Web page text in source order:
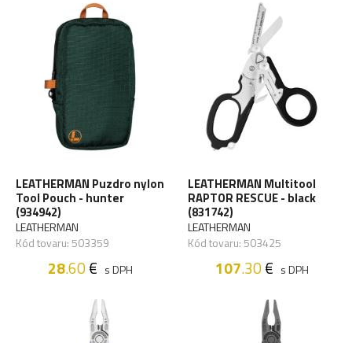
LEATHERMAN Puzdro nylon
Tool Pouch - hunter
(934942)
LEATHERMAN
Kód tovaru: 503359
28.60€ s DPH
LEATHERMAN Multitool
RAPTOR RESCUE - black
(831742)
LEATHERMAN
Kód tovaru: 503425
107.30€ s DPH